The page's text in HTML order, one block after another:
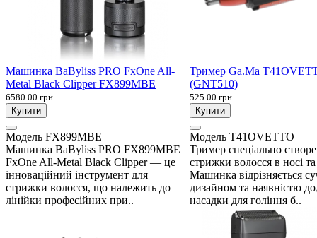
Машинка BaByliss PRO FxOne All-
Metal Black Clipper FX899MBE
6580.00 грн.
Купити
Модель FX899MBE
Машинка BaByliss PRO FX899MBE
FxOne All-Metal Black Clipper — це
інноваційний інструмент для
стрижки волосся, що належить до
лінійки професійних при..
Тример Ga.Ma
(GNT510)
525.00 грн.
Купити
Модель T41OVETTO
Тример спеціально
стрижки волосся в носі
Машинка відрізняється
дизайном та наявністю
насадки для гоління б..